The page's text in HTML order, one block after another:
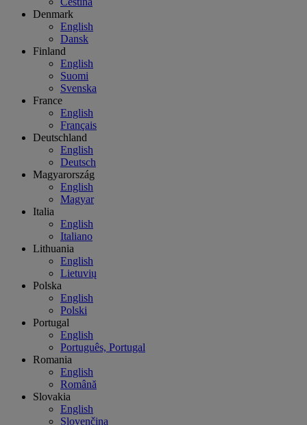
Denmark
English
Dansk
Finland
English
Suomi
Svenska
France
English
Français
Deutschland
English
Deutsch
Magyarország
English
Magyar
Italia
English
Italiano
Lithuania
English
Lietuvių
Polska
English
Polski
Portugal
English
Português, Portugal
Romania
English
Română
Slovakia
English
Slovenčina